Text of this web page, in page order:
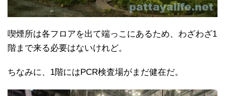
喫煙所は各フロアを出て端っこにあるため、わざわざ1
階まで来る必要はないけれど。
ちなみに、1階にはPCR検査場がまだ健在だ。